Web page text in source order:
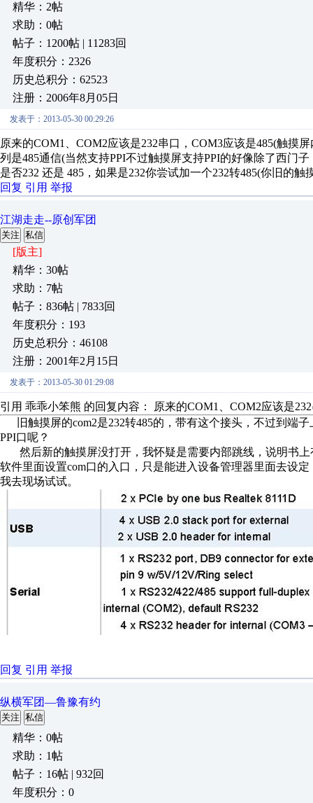
精华：2帖
求助：0帖
帖子：1200帖 | 11283回
年度积分：2326
历史总积分：62523
注册：2006年8月05日
发表于：2013-05-30 00:29:26
原来的COM1、COM2应该是232串口，COM3应该是485(触摸
列是485通信(当然支持PPI不过触摸屏支持PPI的好像除了西门
是否232 还是 485，如果是232你尝试加一个232转485(你旧的触
回复 引用 举报
江湖走走--原创军团
关注 私信
[版主]
精华：30帖
求助：7帖
帖子：836帖 | 7833回
年度积分：193
历史总积分：46108
注册：2001年2月15日
发表于：2013-05-30 01:29:08
引用 乖乖小笨熊 的回复内容： 原来的COM1、COM2应该是
旧触摸屏的com2是232转485的，带有这个接头，不过到端
PPI口呢？
然后新的触摸屏没打开，我怀疑是需要内部跳线，说明书上
软件里面设置com口的入口，只是能进入设备管理器里面去设
我去现场试试。
回复 引用 举报
纵横军团—鲁豫有约
关注 私信
精华：0帖
求助：1帖
帖子：16帖 | 932回
年度积分：0